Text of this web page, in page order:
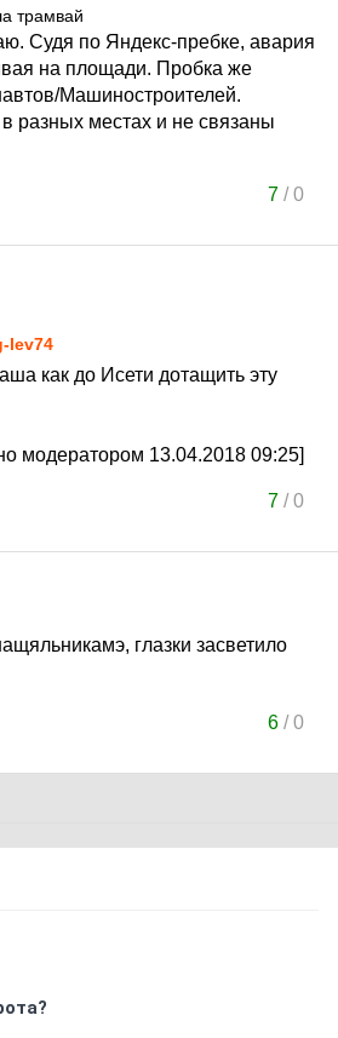
трамвай
Судя по Яндекс-пребке, авария
на площади. Пробка же
Машиностроителей.
разных местах и не связаны
7/0
lev74
как до Исети дотащить эту
модератором 13.04.2018 09:25]
7/0
глазки засветило
6/0